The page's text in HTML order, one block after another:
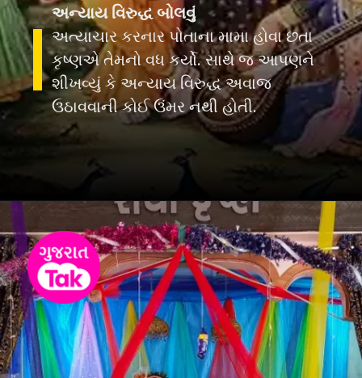
અન્યાય વિરુદ્ધ બોલવું
અત્યાચાર કરનાર પોતાના મામા હોવા છતા
કૃષ્ણએ તેમનો વધ કર્યો. સાથે જ આપણને
શીખવ્યું કે અન્યાય વિરુદ્ધ અવાજ
ઉઠાવવાની કોઈ ઉંમર નથી હોતી.